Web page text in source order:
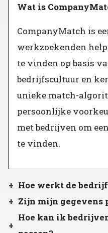
Wat is
CompanyMatch is
werkzoekenden
te vinden op basis
bedrijfscultuur en
unieke match-
persoonlijke
met bedrijven om
te vinden.
Hoe werkt de
Zijn mijn gegevens
Hoe kan ik